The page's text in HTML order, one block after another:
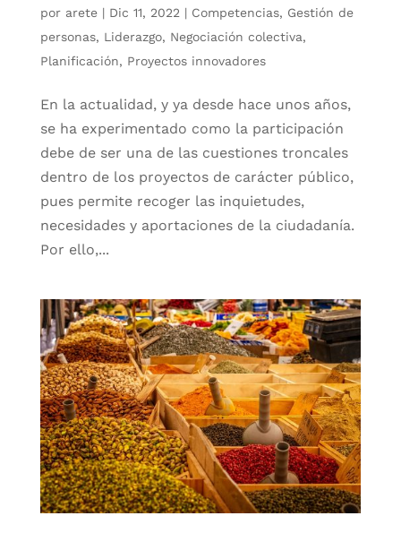
por arete| Dic 11, 2022| Competencias, Gestión de
personas, Liderazgo, Negociación colectiva,
Planificación, Proyectos innovadores
En la actualidad, y ya desde hace unos años,
se ha experimentado como la participación
debe de ser una de las cuestiones troncales
dentro de los proyectos de carácter público,
pues permite recoger las inquietudes,
necesidades y aportaciones de la ciudadanía.
Por ello,...